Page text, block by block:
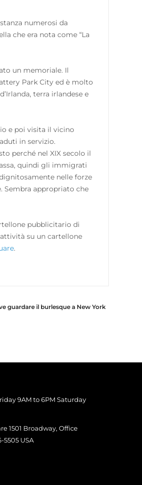
numerosi da
che era nota come “La
un memoriale. Il
Park City ed è molto
terra irlandese e
e poi visita il vicino
in servizio.
perché nel XIX secolo il
quindi gli immigrati
nelle forze
Sembra appropriato che
pubblicitario di
su un cartellone
.
guardare il burlesque a New York
9AM to 6PM Saturday
1501 Broadway, Office
5505 USA